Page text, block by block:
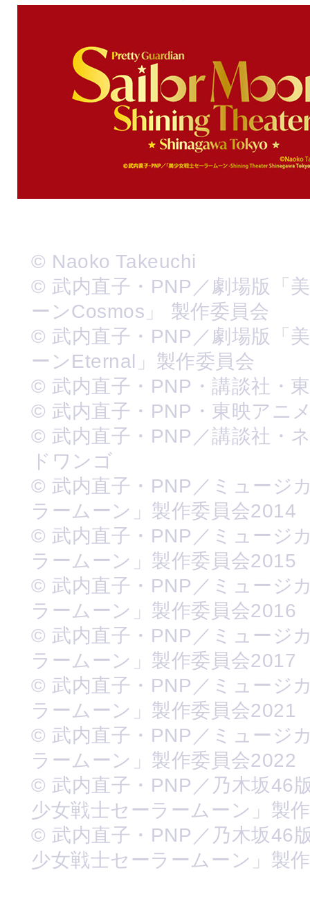
© Naoko Takeuchi
© 武内直子・PNP／劇場版「
ーンCosmos」 製作委員会
© 武内直子・PNP／劇場版「
ーンEternal」製作委員会
© 武内直子・PNP・講談社・
© 武内直子・PNP・東映アニ
© 武内直子・PNP／講談社・
ドワンゴ
© 武内直子・PNP／ミュージ
ラームーン」製作委員会2014
© 武内直子・PNP／ミュージ
ラームーン」製作委員会2015
© 武内直子・PNP／ミュージ
ラームーン」製作委員会2016
© 武内直子・PNP／ミュージ
ラームーン」製作委員会2017
© 武内直子・PNP／ミュージ
ラームーン」製作委員会2021
© 武内直子・PNP／ミュージ
ラームーン」製作委員会2022
© 武内直子・PNP／乃木坂46
少女戦士セーラームーン」製
© 武内直子・PNP／乃木坂46
少女戦士セーラームーン」製